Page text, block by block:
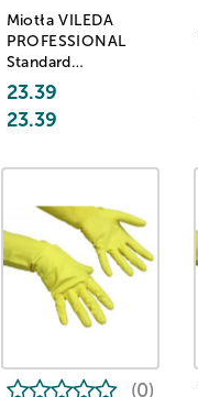
Miotła VILEDA
PROFESSIONAL
Standard
Economic, miękka,
niebieska
23.39
23.39
(0)